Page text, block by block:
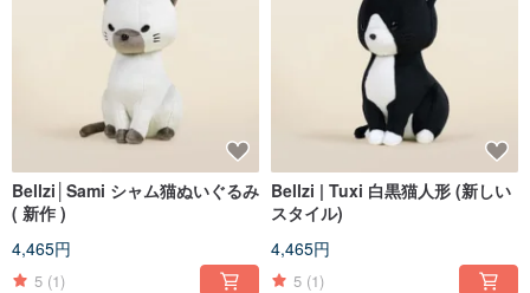
Bellzi│Sami シャム猫ぬいぐるみ
( 新作 )
4,465円
5 (1)
Bellzi | Tuxi 白黒猫人形 (新しい
スタイル)
4,465円
5 (1)